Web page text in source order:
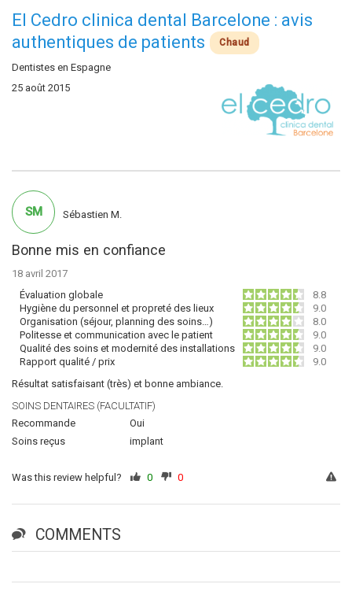
El Cedro clinica dental Barcelone : avis
authentiques de patients
Chaud
Dentistes en Espagne
25 août 2015
Bonne mis en confiance
18 avril 2017
Évaluation globale
8.8
Hygiène du personnel et propreté des lieux
9.0
Organisation (séjour, planning des soins…)
8.0
Politesse et communication avec le patient
9.0
Qualité des soins et modernité des installations
9.0
Rapport qualité / prix
9.0
Résultat satisfaisant (très) et bonne ambiance.
SOINS DENTAIRES (FACULTATIF)
Recommande
Oui
Soins reçus
implant
SM Sébastien M.
Was this review helpful? 0 0
COMMENTS